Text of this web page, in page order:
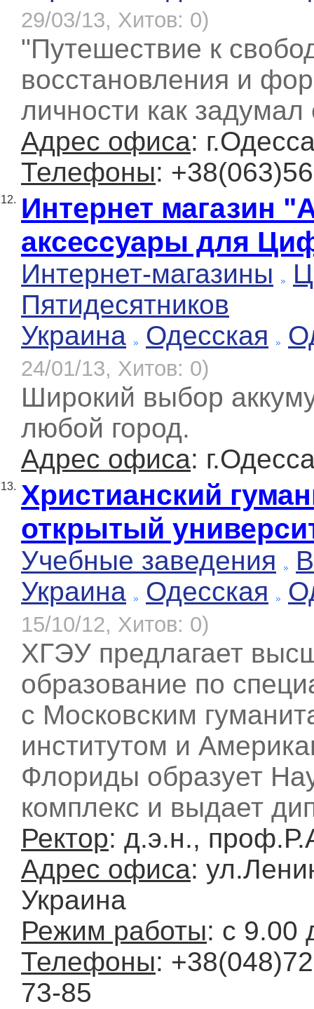
29/03/13, Хитов: 0)
"Путешествие к
восстановления и
личности как задумал
Адрес офиса:
Телефоны:
12. Интернет магазин
аксессуары для
Интернет-магазины
Пятидесятников
Украина
Одесская
24/01/13, Хитов: 0)
Широкий выбор
любой город.
Адрес офиса:
13. Христианский
открытый
Учебные заведения
Украина
Одесская
15/10/12, Хитов: 0)
ХГЭУ предлагает
образование по
с Московским
институтом и
Флориды образует
комплекс и выдает
Ректор: д.э.н.,
Адрес офиса:
Украина
Режим работы: с 9.00
Телефоны:
73-85